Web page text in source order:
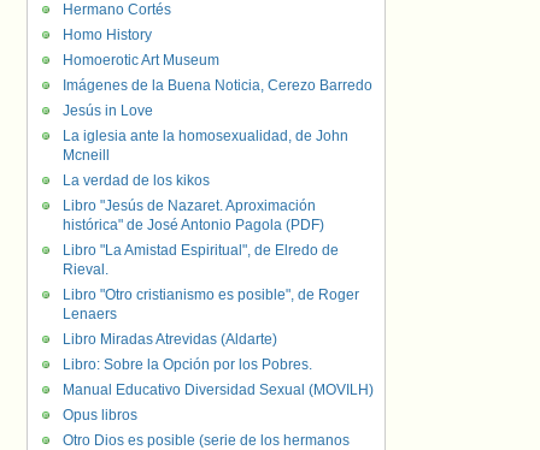
Hermano Cortés
Homo History
Homoerotic Art Museum
Imágenes de la Buena Noticia, Cerezo Barredo
Jesús in Love
La iglesia ante la homosexualidad, de John
Mcneill
La verdad de los kikos
Libro "Jesús de Nazaret. Aproximación
histórica" de José Antonio Pagola (PDF)
Libro "La Amistad Espiritual", de Elredo de
Rieval.
Libro "Otro cristianismo es posible", de Roger
Lenaers
Libro Miradas Atrevidas (Aldarte)
Libro: Sobre la Opción por los Pobres.
Manual Educativo Diversidad Sexual (MOVILH)
Opus libros
Otro Dios es posible (serie de los hermanos